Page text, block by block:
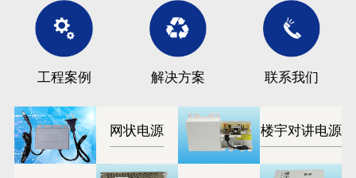
工程案例 解决方案 联系我们
网状电源 楼宇对讲电源